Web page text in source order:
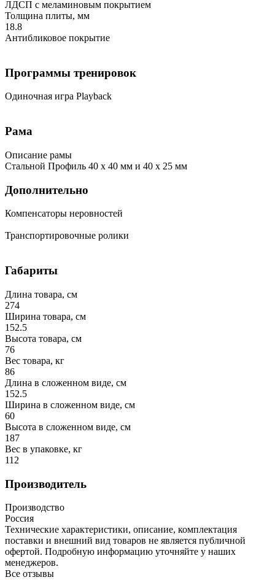
ЛДСП с меламиновым покрытием
Толщина плиты, мм
18.8
Антибликовое покрытие
Программы тренировок
Одиночная игра Playback
Рама
Описание рамы
Стальной Профиль 40 х 40 мм и 40 х 25 мм
Дополнительно
Компенсаторы неровностей
Транспортировочные ролики
Габариты
Длина товара, см
274
Ширина товара, см
152.5
Высота товара, см
76
Вес товара, кг
86
Длина в сложенном виде, см
152.5
Ширина в сложенном виде, см
60
Высота в сложенном виде, см
187
Вес в упаковке, кг
112
Производитель
Производство
Россия
Технические характеристики, описание, комплектация
поставки и внешний вид товаров не является публичной
офертой. Подробную информацию уточняйте у наших
менеджеров.
Все отзывы